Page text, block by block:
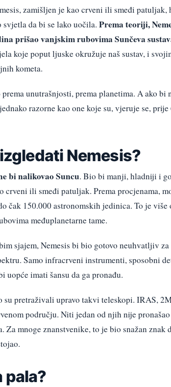
zamišljen je kao crveni ili smeđi patuljak,
da bi se lako uočila. Prema teoriji,
prišao vanjskim rubovima Sunčeva
koje poput ljuske okružuje naš sustav, i
kometa.
unutrašnjosti, prema planetima. A ako
razorne kao one koje su, vjeruje se,
Nemesis?
bi nalikovao Suncu. Bio bi manji, hladniji i
crveni ili smeđi patuljak. Prema procjenama,
čak 150.000 astronomskih jedinica. To je više
međuplanetarne tame.
sjajem, Nemesis bi bio gotovo neuhvatljiv
Samo infracrveni instrumenti, sposobni
imati šansu da ga pronađu.
su pretraživali upravo takvi teleskopi. IRAS,
području. Niti jedan od njih nije
Za mnoge znanstvenike, to je bio snažan znak
pala?